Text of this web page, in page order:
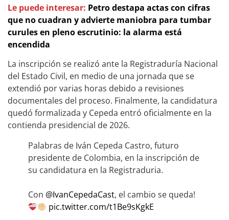
Le puede interesar: Petro destapa actas con cifras
que no cuadran y advierte maniobra para tumbar
curules en pleno escrutinio: la alarma está
encendida
La inscripción se realizó ante la Registraduría Nacional
del Estado Civil, en medio de una jornada que se
extendió por varias horas debido a revisiones
documentales del proceso. Finalmente, la candidatura
quedó formalizada y Cepeda entró oficialmente en la
contienda presidencial de 2026.
Palabras de Iván Cepeda Castro, futuro
presidente de Colombia, en la inscripción de
su candidatura en la Registraduria.
Con @IvanCepedaCast, el cambio se queda!
pic.twitter.com/t1Be9sKgkE